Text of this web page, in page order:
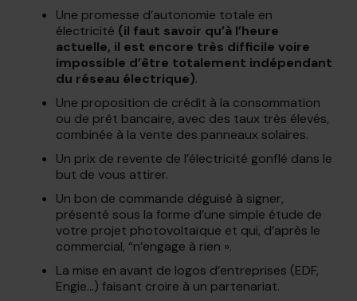
Une promesse d’autonomie totale en
électricité (il faut savoir qu’à l’heure
actuelle, il est encore très difficile voire
impossible d’être totalement indépendant
du réseau électrique).
Une proposition de crédit à la consommation
ou de prêt bancaire, avec des taux très élevés,
combinée à la vente des panneaux solaires.
Un prix de revente de l’électricité gonflé dans le
but de vous attirer.
Un bon de commande déguisé à signer,
présenté sous la forme d’une simple étude de
votre projet photovoltaïque et qui, d’après le
commercial, “n’engage à rien ».
La mise en avant de logos d’entreprises (EDF,
Engie…) faisant croire à un partenariat.